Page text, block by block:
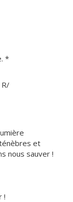
*
R/
et
nous sauver !
!